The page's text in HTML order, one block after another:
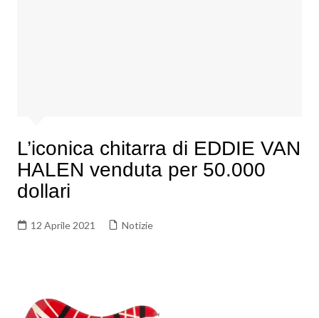
L’iconica chitarra di EDDIE VAN
HALEN venduta per 50.000
dollari
12 Aprile 2021 Notizie